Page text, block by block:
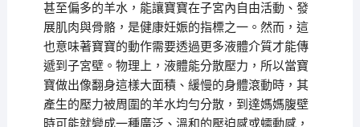
甚至偏多的羊水，能讓寶寶在子宮內自由活動、發
展肌肉與骨骼，是健康妊娠的指標之一。然而，這
也意味著寶寶的動作需要透過更多液體介質才能傳
遞到子宮壁。物理上，液體能分散壓力，所以當寶
寶做出像翻身這樣大面積、緩慢的身體滾動時，其
產生的壓力被周圍的羊水均勻分散，到達媽媽腹壁
時可能就變成一種廣泛、溫和的壓迫感或蠕動感，